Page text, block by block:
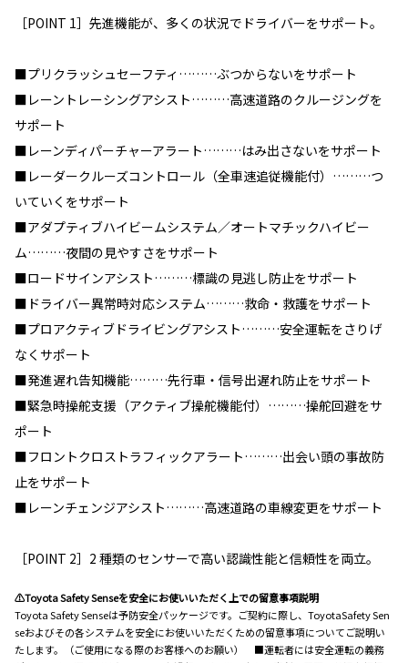
［POINT 1］先進機能が、多くの状況でドライバーをサポート。
■プリクラッシュセーフティ………ぶつからないをサポート
■レーントレーシングアシスト………高速道路のクルージングを
サポート
■レーンディパーチャーアラート………はみ出さないをサポート
■レーダークルーズコントロール（全車速追従機能付）………つ
いていくをサポート
■アダプティブハイビームシステム／オートマチックハイビー
ム………夜間の見やすさをサポート
■ロードサインアシスト………標識の見逃し防止をサポート
■ドライバー異常時対応システム………救命・救護をサポート
■プロアクティブドライビングアシスト………安全運転をさりげ
なくサポート
■発進遅れ告知機能………先行車・信号出遅れ防止をサポート
■緊急時操舵支援（アクティブ操舵機能付）………操舵回避をサ
ポート
■フロントクロストラフィックアラート………出会い頭の事故防
止をサポート
■レーンチェンジアシスト………高速道路の車線変更をサポート
［POINT 2］2 種類のセンサーで高い認識性能と信頼性を両立。
⚠Toyota Safety Senseを安全にお使いいただく上での留意事項説明
Toyota Safety Senseは予防安全パッケージです。ご契約に際し、ToyotaSafety Sen
seおよびその各システムを安全にお使いいただくための留意事項についてご説明い
たします。（ご使用になる際のお客様へのお願い） ■運転者には安全運転の義務